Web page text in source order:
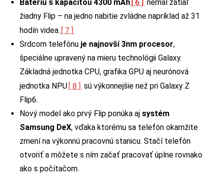
Batériu s kapacitou 4300 mAh
nemal zatiaľ
žiadny Flip – na jedno nabitie zvládne napríklad až 31
hodín videa. [7]
Srdcom telefónu je najnovší 3nm procesor,
špeciálne upravený na mieru technológii Galaxy.
Základná jednotka CPU, grafika GPU aj neurónová
jednotka NPU[8] sú výkonnejšie než pri Galaxy Z
Flip6.
Nový model ako prvý Flip ponúka aj systém
Samsung DeX, vďaka ktorému sa telefón okamžite
zmení na výkonnú pracovnú stanicu. Stačí telefón
otvoriť a môžete s ním začať pracovať úplne rovnako
ako s počítačom.